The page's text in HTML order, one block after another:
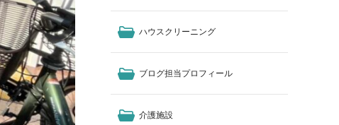
ハウスクリーニング
ブログ担当プロフィール
介護施設